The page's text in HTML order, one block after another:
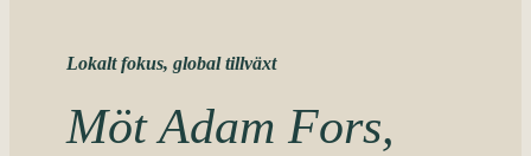
Lokalt fokus, global tillväxt
Möt Adam Fors,